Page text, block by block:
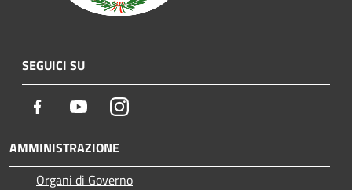
SEGUICI SU
Facebook YoutubeInstagram
AMMINISTRAZIONE
Organi di Governo